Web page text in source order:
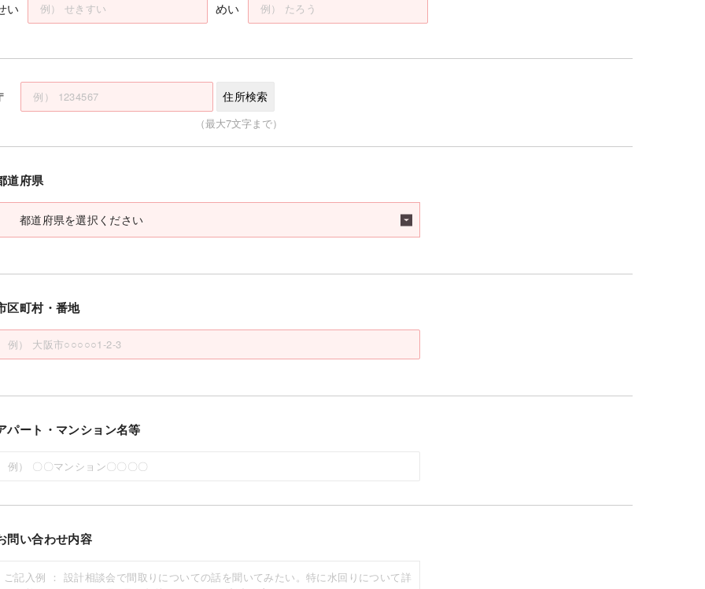
い めい
（最大7文字まで）
住所検索
道府県
区町村・番地
パート・マンション名等
問い合わせ内容